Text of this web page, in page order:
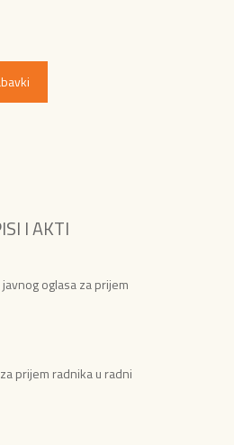
I AKTI
oglasa za prijem
prijem radnika u radni